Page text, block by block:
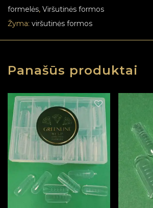
formelės, Viršutinės formos
Žyma: viršutinės formos
Panašūs produktai